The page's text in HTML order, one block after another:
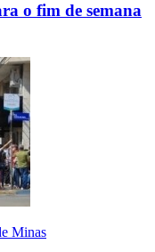
o fim de semana
Minas